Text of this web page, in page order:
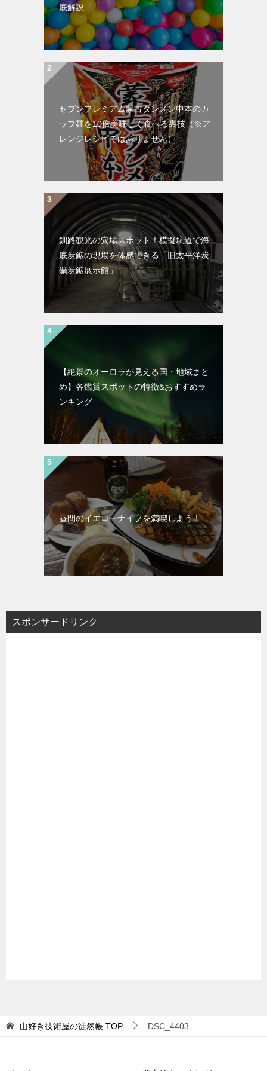
底解説
セブンプレミアム蒙古タンメン中本のカ
ップ麺を10倍美味しく食べる裏技（※ア
レンジレシピではありません）
釧路観光の穴場スポット！模擬坑道で海
底炭鉱の現場を体感できる「旧太平洋炭
礦炭鉱展示館」
【絶景のオーロラが見える国・地域まと
め】各鑑賞スポットの特徴&おすすめラ
ンキング
昼間のイエローナイフを満喫しよう！
スポンサードリンク
山好き技術屋の徒然帳 TOP DSC_4403